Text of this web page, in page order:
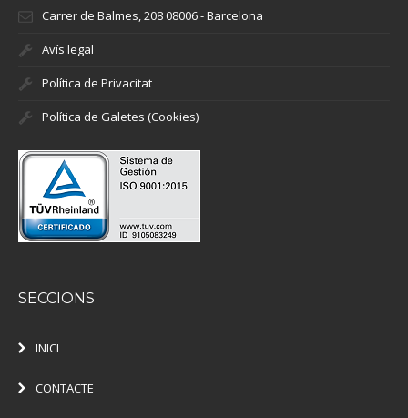
Carrer de Balmes, 208 08006 - Barcelona
Avís legal
Política de Privacitat
Política de Galetes (Cookies)
SECCIONS
INICI
CONTACTE